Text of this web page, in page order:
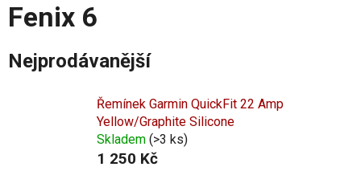
Fenix 6
Nejprodávanější
Řemínek Garmin QuickFit 22 Amp
Yellow/Graphite Silicone
Skladem (>3 ks)
1 250 Kč